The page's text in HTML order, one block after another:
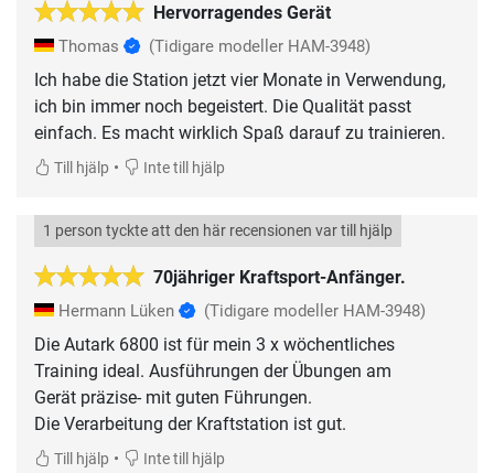
Hervorragendes Gerät
Thomas (Tidigare modeller HAM-3948)
Ich habe die Station jetzt vier Monate in Verwendung,
ich bin immer noch begeistert. Die Qualität passt
einfach. Es macht wirklich Spaß darauf zu trainieren.
Till hjälp • Inte till hjälp
70jähriger Kraftsport-Anfänger.
1 person tyckte att den här recensionen var till hjälp
Hermann Lüken (Tidigare modeller HAM-3948)
Die Autark 6800 ist für mein 3 x wöchentliches
Training ideal. Ausführungen der Übungen am
Gerät präzise- mit guten Führungen.
Die Verarbeitung der Kraftstation ist gut.
Till hjälp • Inte till hjälp